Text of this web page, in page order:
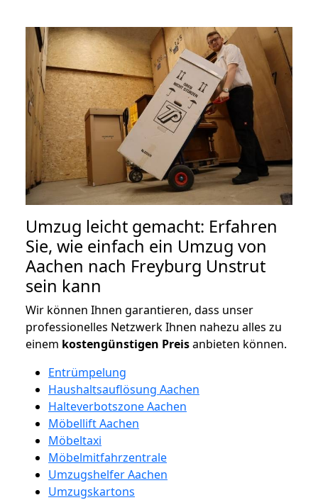
Umzug leicht gemacht: Erfahren
Sie, wie einfach ein Umzug von
Aachen nach Freyburg Unstrut
sein kann
Wir können Ihnen garantieren, dass unser
professionelles Netzwerk Ihnen nahezu alles zu
einem kostengünstigen Preisanbieten können.
Entrümpelung
Haushaltsauflösung Aachen
Halteverbotszone Aachen
Möbellift Aachen
Möbeltaxi
Möbelmitfahrzentrale
Umzugshelfer Aachen
Umzugskartons